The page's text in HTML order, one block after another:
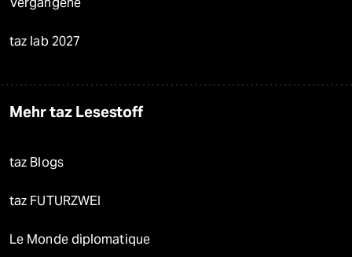
taz lab 2027
Mehr taz Lesestoff
taz Blogs
taz FUTURZWEI
Le Monde diplomatique